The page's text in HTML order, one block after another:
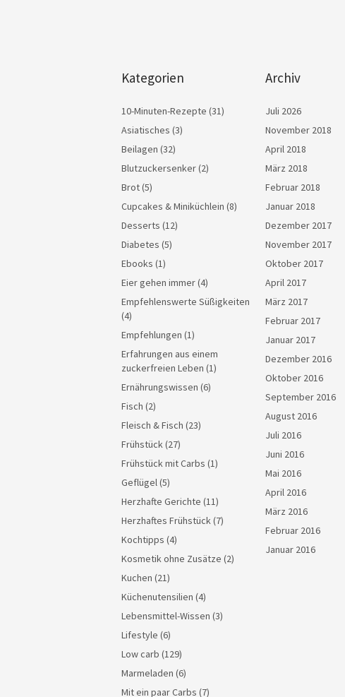
Kategorien
10-Minuten-Rezepte (31)
Asiatisches (3)
Beilagen (32)
Blutzuckersenker(2)
Brot(5)
Cupcakes & Miniküchlein (8)
Desserts (12)
Diabetes (5)
Ebooks (1)
Eier gehen immer(4)
Empfehlenswerte Süßigkeiten
(4)
Empfehlungen (1)
Erfahrungen aus einem
zuckerfreien Leben (1)
Ernährungswissen (6)
Fisch (2)
Fleisch & Fisch (23)
Frühstück(27)
Frühstück mit Carbs (1)
Geflügel(5)
Herzhafte Gerichte (11)
Herzhaftes Frühstück(7)
Kochtipps (4)
Kosmetik ohne Zusätze (2)
Kuchen (21)
Küchenutensilien (4)
Lebensmittel-Wissen (3)
Lifestyle (6)
Low carb (129)
Marmeladen (6)
Mit ein paar Carbs (7)
Archiv
Juli 2026
November 2018
April 2018
März 2018
Februar 2018
Januar 2018
Dezember 2017
November 2017
Oktober 2017
April 2017
März 2017
Februar 2017
Januar 2017
Dezember 2016
Oktober 2016
September 2016
August 2016
Juli 2016
Juni 2016
Mai 2016
April 2016
März 2016
Februar 2016
Januar 2016